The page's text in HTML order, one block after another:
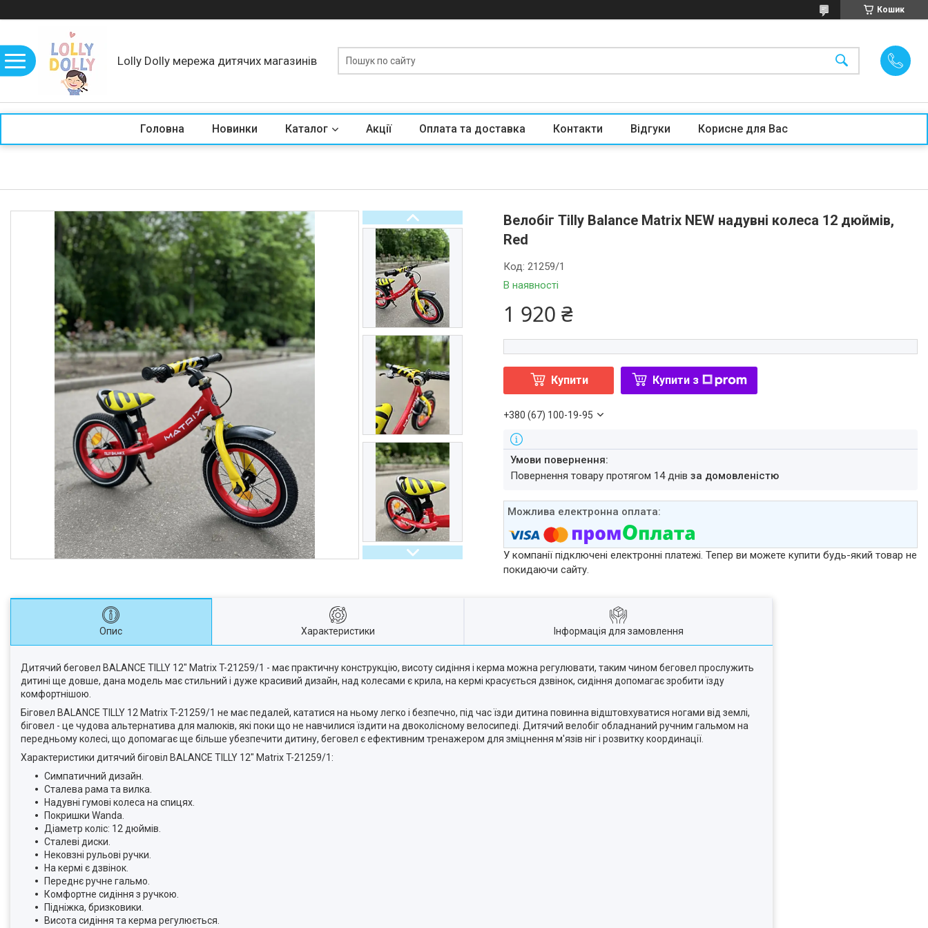
Кошик
Lolly Dolly мережа дитячих магазинів
Головна Новинки Каталог Акції Оплата та доставка Контакти Відгуки Корисне для Вас
Велобіг Tilly Balance Matrix NEW надувні колеса 12 дюймів,
Red
В наявності
Код:21259/1
1 920 ₴
Купити Купити з
+380 (67) 100-19-95
повернення товару протягом 14 днівза домовленістю
У компанії підключені електронні платежі. Тепер ви можете купити будь-який товар не
покидаючи сайту.
Опис Характеристики Інформація для замовлення
Дитячий беговел BALANCE TILLY 12" Matrix T-21259/1 - має практичну конструкцію, висоту сидіння і керма можна регулювати, таким чином беговел прослужить
дитині ще довше, дана модель має стильний і дуже красивий дизайн, над колесами є крила, на кермі красується дзвінок, сидіння допомагає зробити їзду
комфортнішою.
Біговел BALANCE TILLY 12 Matrix T-21259/1 не має педалей, кататися на ньому легко і безпечно, під час їзди дитина повинна відштовхуватися ногами від землі,
біговел - це чудова альтернатива для малюків, які поки що не навчилися їздити на двоколісному велосипеді. Дитячий велобіг обладнаний ручним гальмом на
передньому колесі, що допомагає ще більше убезпечити дитину, беговел є ефективним тренажером для зміцнення м'язів ніг і розвитку координації.
Характеристики дитячий біговіл BALANCE TILLY 12" Matrix T-21259/1:
Симпатичний дизайн.
Сталева рама та вилка.
Надувні гумові колеса на спицях.
Покришки Wanda.
Діаметр коліс: 12 дюймів.
Сталеві диски.
Нековзні рульові ручки.
На кермі є дзвінок.
Переднє ручне гальмо.
Комфортне сидіння з ручкою.
Підніжка, бризковики.
Висота сидіння та керма регулюється.